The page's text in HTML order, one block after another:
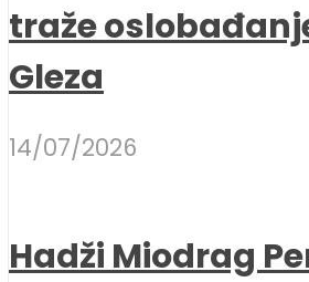
traže
Gleza
14/07/2026
Hadži Miodrag